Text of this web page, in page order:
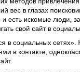
вес в глазах
и есть искомые
свой сайт в
в социальных сетях».
в контакте,